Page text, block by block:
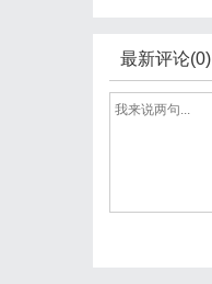
最新评论(0)